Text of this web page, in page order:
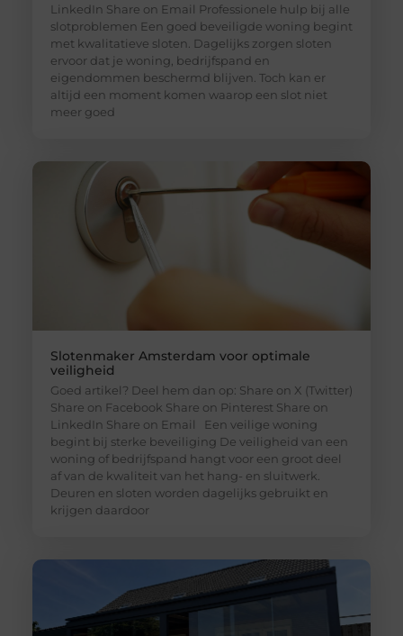
LinkedIn Share on Email Professionele hulp bij alle
slotproblemen Een goed beveiligde woning begint
met kwalitatieve sloten. Dagelijks zorgen sloten
ervoor dat je woning, bedrijfspand en
eigendommen beschermd blijven. Toch kan er
altijd een moment komen waarop een slot niet
meer goed
Slotenmaker Amsterdam voor optimale
veiligheid
Goed artikel? Deel hem dan op: Share on X (Twitter)
Share on Facebook Share on Pinterest Share on
LinkedIn Share on Email Een veilige woning
begint bij sterke beveiliging De veiligheid van een
woning of bedrijfspand hangt voor een groot deel
af van de kwaliteit van het hang- en sluitwerk.
Deuren en sloten worden dagelijks gebruikt en
krijgen daardoor